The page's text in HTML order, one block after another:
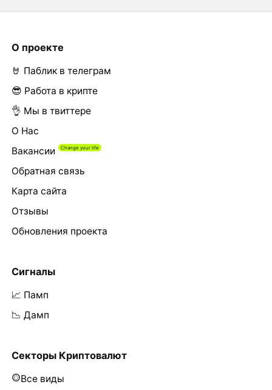
О проекте
🤘 Паблик в телеграм
😎 Работа в крипте
👌 Мы в твиттере
О Нас
Вакансии
Обратная связь
Карта сайта
Отзывы
Обновления проекта
Сигналы
📈 Памп
📉 Дамп
Секторы Криптовалют
Все виды